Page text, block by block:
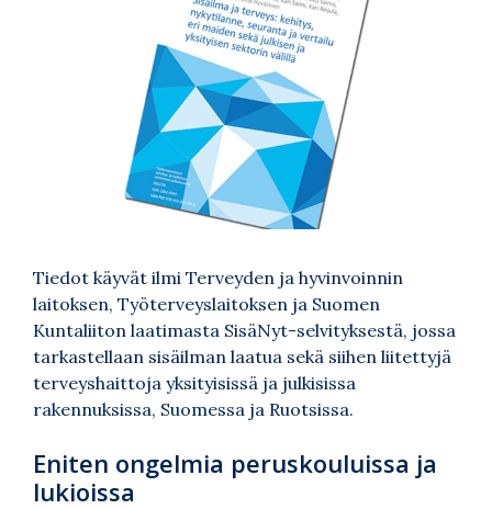
Tiedot käyvät ilmi Terveyden ja hyvinvoinnin
laitoksen, Työterveyslaitoksen ja Suomen
Kuntaliiton laatimasta SisäNyt-selvityksestä, jossa
tarkastellaan sisäilman laatua sekä siihen liitettyjä
terveyshaittoja yksityisissä ja julkisissa
rakennuksissa, Suomessa ja Ruotsissa.
Eniten ongelmia peruskouluissa ja
lukioissa